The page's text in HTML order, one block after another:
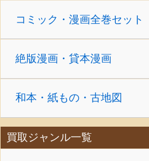
コミック・漫画全巻セット
絶版漫画・貸本漫画
和本・紙もの・古地図
買取ジャンル一覧